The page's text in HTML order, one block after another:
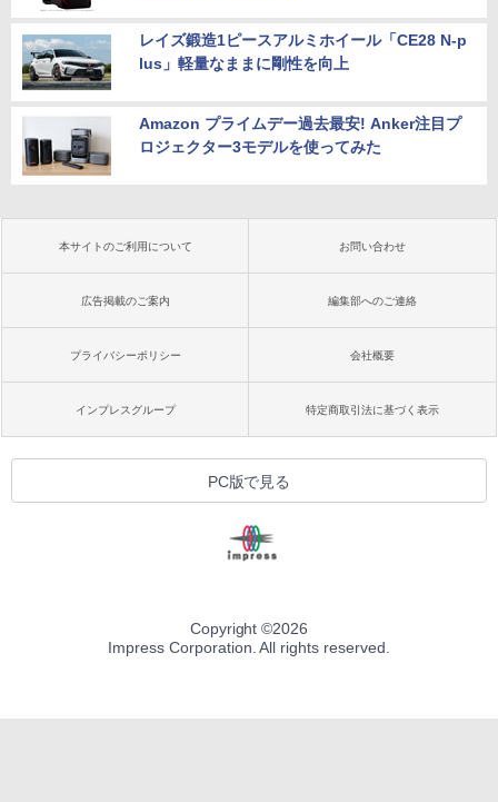
レイズ鍛造1ピースアルミホイール「CE28 N-p
lus」軽量なままに剛性を向上
Amazon プライムデー過去最安! Anker注目プ
ロジェクター3モデルを使ってみた
本サイトのご利用について お問い合わせ
広告掲載のご案内 編集部へのご連絡
プライバシーポリシー 会社概要
インプレスグループ 特定商取引法に基づく表示
PC版で見る
Copyright ©2026
Impress Corporation. All rights reserved.